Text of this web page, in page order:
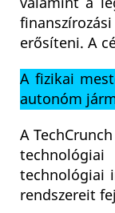
erősíteni. A
A fizikai
autonóm
A
technológiai
rendszereit